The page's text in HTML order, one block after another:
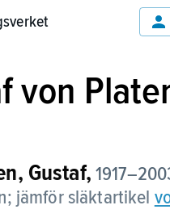
von
Gustaf,
jämför släktartikel